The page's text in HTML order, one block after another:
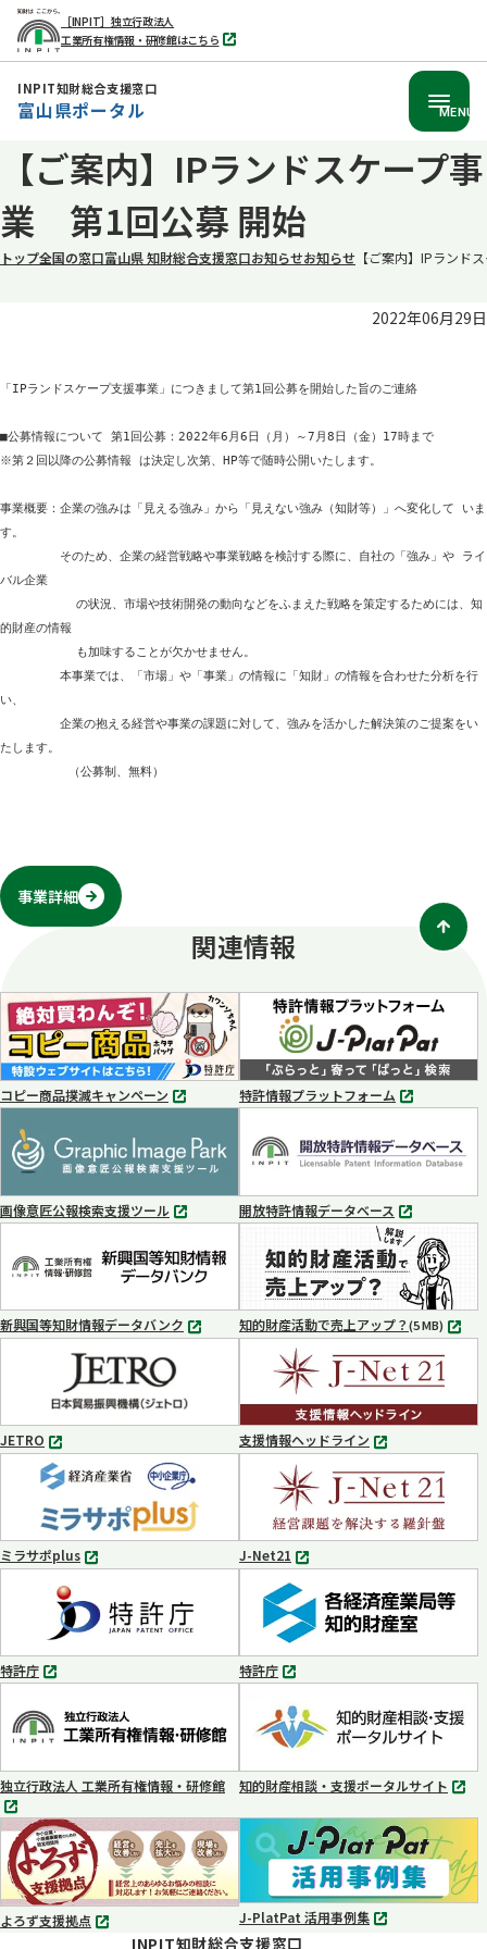
へ
移
［INPIT］独立行政法人
工業所有権情報・研修館はこちら
別
タ
INPIT知財総合支援窓口
富山県ポータル MENU
【ご案内】IPランドスケープ事
業 第1回公募 開始
トップ全国の窓口富山県 知財総合支援窓口お知らせお知らせ 【ご案内】IPランド
2022年06月29日
「IPランドスケープ支援事業」につきまして第1回公募を開始した旨のご連絡
■公募情報について 第1回公募：2022年6月6日（月）～7月8日（金）17時まで
※第２回以降の公募情報 は決定し次第、HP等で随時公開いたします。
事業概要：企業の強みは「見える強み」から「見えない強み（知財等）」へ変化して いま
す。
そのため、企業の経営戦略や事業戦略を検討する際に、自社の「強み」や ライ
バル企業
的財産の情報
          も加味することが欠かせません。
本事業では、「市場」や「事業」の情報に「知財」の情報を合わせた分析を行
い、
企業の抱える経営や事業の課題に対して、強みを活かした解決策のご提案をい
たします。
         （公募制、無料）
事業詳細
別
タ
く
関連情報
コピー商品撲滅キャンペーン
別
で
開
く
特許情報プラットフォーム
別
ブ
で
く
画像意匠公報検索支援ツール
別
ブ
で
く
開放特許情報データベース
別
タ
ブ
で
開
く
新興国等知財情報データバンク
別
開
く
知的財産活動で売上アップ？(5 MB) MP4
JETRO
別
タ
ブ
で
開
く
支援情報ヘッドライン
別
タ
ブ
で
開
く
ミラサポplus
別
ブ
で
開
く
J-Net21
別
タ
ブ
で
開
く
特許庁
別
ブ
で
く
特許庁
別
ブ
で
開
く
独立行政法人 工業所有権情報・研修館
別
タ
ブ
で
知的財産相談・支援ポータルサイト
別
タ
開
く
よろず支援拠点
別
J-PlatPat 活用事例集
別
INPIT知財総合支援窓口